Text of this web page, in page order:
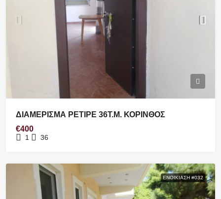
ΔΙΑΜΕΡΙΣΜΑ ΡΕΤΙΡΕ 36Τ.Μ. ΚΟΡΙΝΘΟΣ
€400
1 36
ΕΝΟΙΚΊΑΣΗ #032